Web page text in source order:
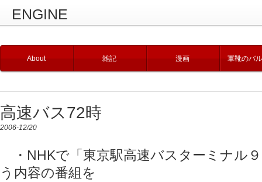
ENGINE
About 雑記 漫画 軍靴のバ
高速バス72時
2006-12/20
・NHKで「東京駅高速バスターミナル
う内容の番組を